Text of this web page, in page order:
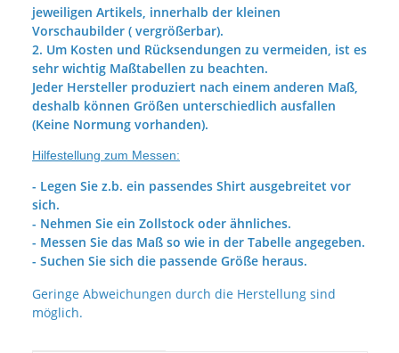
jeweiligen Artikels, innerhalb der kleinen
Vorschaubilder ( vergrößerbar).
2. Um Kosten und Rücksendungen zu vermeiden, ist es
sehr wichtig Maßtabellen zu beachten.
Jeder Hersteller produziert nach einem anderen Maß,
deshalb können Größen unterschiedlich ausfallen
(Keine Normung vorhanden).
Hilfestellung zum Messen:
- Legen Sie z.b. ein passendes Shirt ausgebreitet vor
sich.
- Nehmen Sie ein Zollstock oder ähnliches.
- Messen Sie das Maß so wie in der Tabelle angegeben.
- Suchen Sie sich die passende Größe heraus.
Geringe Abweichungen durch die Herstellung sind
möglich.